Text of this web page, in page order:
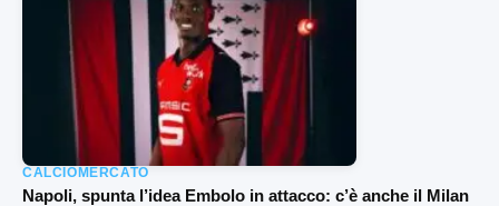
CALCIOMERCATO
Napoli, spunta l’idea Embolo in attacco: c’è anche il Milan